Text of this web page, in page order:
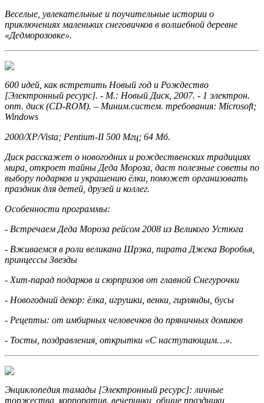
Веселые, увлекательные и поучительные истории о
приключениях маленьких снеговичков в волшебной деревне
«Дедморозовке».
600 идей, как встретить Новый год и Рождество
[Электронный ресурс]. - М.: Новый Диск, 2007. - 1 электрон.
опт. диск (CD-ROM). – Миним.систем. требования: Microsoft;
Windows
2000/XP/Vista; Pentium-II 500 Мгц; 64 Мб.
Диск расскажет о новогодних и рождественских традициях
мира, откроет тайны Деда Мороза, даст полезные советы по
выбору подарков и украшению ёлки, поможет организовать
праздник для детей, друзей и коллег.
Особенности программы:
- Встречаем Деда Мороза рейсом 2008 из Великого Устюга
- Вживаемся в роли великана Шрэка, пирата Джека Воробья,
принцессы Звезды
- Хит-парад подарков и сюрпризов от главной Снегурочки
- Новогодний декор: ёлка, игрушки, венки, гирлянды, бусы
- Рецепты: от имбирных человечков до пряничных домиков
- Тосты, поздравления, открытки «С наступающим…».
Энциклопедия тамады [Электронный ресурс]: личные
торжества, корпоратив. вечеринки, общие праздники,